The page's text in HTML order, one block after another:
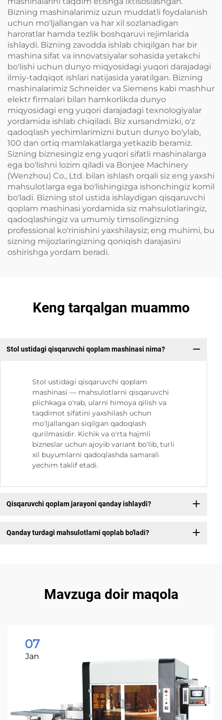
Bizning mashinalarimiz uzun muddatli foydalanish
uchun mo'ljallangan va har xil sozlanadigan
haroratlar hamda tezlik boshqaruvi rejimlarida
ishlaydi. Bizning zavodda ishlab chiqilgan har bir
mashina sifat va innovatsiyalar sohasida yetakchi
bo'lishi uchun dunyo miqyosidagi yuqori darajadagi
ilmiy-tadqiqot ishlari natijasida yaratilgan. Bizning
mashinalarimiz Schneider va Siemens kabi mashhur
elektr firmalari bilan hamkorlikda dunyo
miqyosidagi eng yuqori darajadagi texnologiyalar
yordamida ishlab chiqiladi. Biz xursandmizki, o'z
qadoqlash yechimlarimizni butun dunyo bo'ylab,
100 dan ortiq mamlakatlarga yetkazib beramiz.
Sizning biznesingiz eng yuqori sifatli mashinalarga
ega bo'lishni lozim qiladi va Bonjee Machinery
(Wenzhou) Co., Ltd. bilan ishlash orqali siz eng yaxshi
mahsulotlarga ega bo'lishingizga ishonchingiz komil
bo'ladi. Bizning stol ustida ishlaydigan qisqaruvchi
qoplam mashinasi yordamida siz mahsulotlaringiz,
qadoqlashingiz va umumiy timsolingizning
professional ko'rinishini yaxshilaysiz; eng muhimi, bu
sizning mijozlaringizning qoniqish darajasini
oshirishga yordam beradi.
Keng tarqalgan muammo
Stol ustidagi qisqaruvchi qoplam mashinasi nima?
Stol ustidagi qisqaruvchi qoplam
mashinasi — mahsulotlarni qisqaruvchi
plichkaga o'rab, ularni himoya qilish va
taqdimot sifatini yaxshilash uchun
mo'ljallangan siqilgan qadoqlash
qurilmasidir. Kichik va o'rta hajmli
bizneslar uchun ajoyib variant bo'lib, turli
xil buyumlarni qadoqlashda samarali
yechim taklif etadi.
Qisqaruvchi qoplam jarayoni qanday ishlaydi?
Qanday turdagi mahsulotlarni qoplab bo'ladi?
Mavzuga doir maqola
07
Jan